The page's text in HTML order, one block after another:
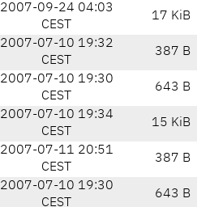
2007-09-24 04:03
CEST
17 KiB
2007-07-10 19:32
CEST
387 B
2007-07-10 19:30
CEST
643 B
2007-07-10 19:34
CEST
15 KiB
2007-07-11 20:51
CEST
387 B
2007-07-10 19:30
CEST
643 B